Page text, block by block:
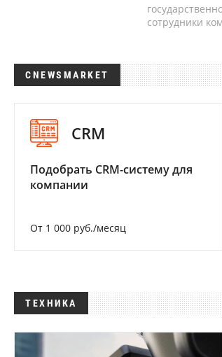
сотрудники
CNEWSMARKET
CRM
Подобрать CRM-систему для
компании
От 1 000 руб./месяц
ТЕХНИКА